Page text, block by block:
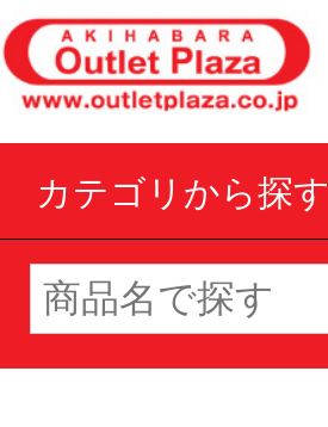
カテゴリから探す